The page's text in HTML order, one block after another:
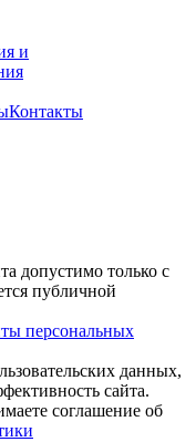
и
Контакты
допустимо только с
публичной
персональных
данных,
сайта.
соглашение об